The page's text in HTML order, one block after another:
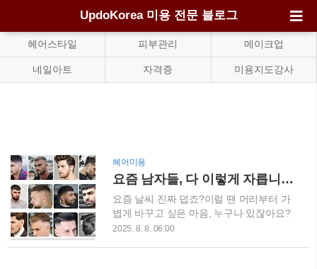
UpdoKorea 미용 전문 블로그
헤어스타일 피부관리 메이크업
네일아트 자격증 미용지도강사
헤어미용
요즘 남자들, 다 이렇게 자릅니다. 짧은 남자 커 모음
요즘 날씨 진짜 덥죠?이럴 땐 머리부터 가
볍게 바꾸고 싶은 마음, 누구나 있잖아요?
특히 남자분들, 짧은 머리 도전하고 싶은데
2025. 8. 8. 06:00